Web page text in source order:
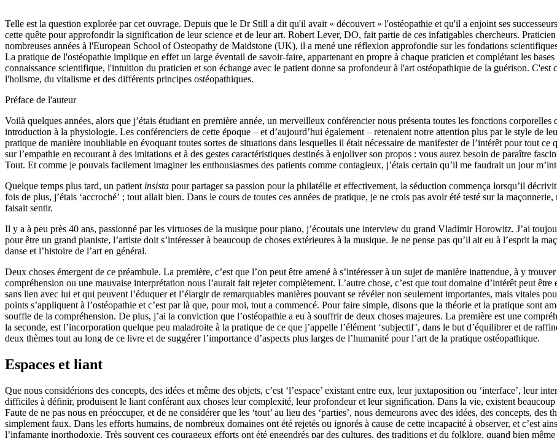
Telle est la question explorée par cet ouvrage. Depuis que le Dr Still a dit qu'il avait « découvert » l'ostéopathie et qu'il a enjoint ses
cette quête pour approfondir la signification de leur science et de leur art. Robert Lever, DO, fait partie de ces infatigables chercheurs.
nombreuses années à l'European School of Osteopathy de Maidstone (UK), il a mené une réflexion approfondie sur les fondations
La pratique de l'ostéopathie implique en effet un large éventail de savoir-faire, appartenant en propre à chaque praticien et complétant les
connaissance scientifique, l'intuition du praticien et son échange avec le patient donne sa profondeur à l'art ostéopathique de la guérison.
l'holisme, du vitalisme et des différents principes ostéopathiques.
Préface de l'auteur
Voilà quelques années, alors que j’étais étudiant en première année, un merveilleux conférencier nous présenta toutes les fonctions
introduction à la physiologie. Les conférenciers de cette époque – et d’aujourd’hui également – retenaient notre attention plus par le style de
pratique de manière inoubliable en évoquant toutes sortes de situations dans lesquelles il était nécessaire de manifester de l’intérêt pour tout
sur l’empathie en recourant à des imitations et à des gestes caractéristiques destinés à enjoliver son propos : vous aurez besoin de paraître
Tout. Et comme je pouvais facilement imaginer les enthousiasmes des patients comme contagieux, j’étais certain qu’il me faudrait un jour
Quelque temps plus tard, un patient insista pour partager sa passion pour la philatélie et effectivement, la séduction commença lorsqu’il
fois de plus, j’étais ‘accroché’ ; tout allait bien. Dans le cours de toutes ces années de pratique, je ne crois pas avoirété testé sur la maçonnerie,
faisait sentir.
Il y a à peu près 40 ans, passionné par les virtuoses de la musique pour piano, j’écoutais une interview du grand Vladimir Horowitz. J’ai
pour être un grand pianiste, l’artiste doit s’intéresser à beaucoup de choses extérieures à la musique. Je ne pense pas qu’il ait eu à l’esprit la
danse et l’histoire de l’art en général.
Deux choses émergent de ce préambule. La première, c’est que l’on peut être amené à s’intéresser à un sujet de manière inattendue, à y
compréhension ou une mauvaise interprétation nous l’aurait fait rejeter complètement. L’autre chose, c’est que tout domaine d’intérêt peut être
sans lien avec lui et qui peuvent l’éduquer et l’élargir de remarquables manières pouvant se révélernon seulement importantes, mais vitales
points s’appliquent à l’ostéopathie et c’est parlà que, pour moi, tout a commencé. Pour faire simple, disons que la théorie et la pratique sont
souffle de la compréhension. De plus, j’ai la conviction que l’ostéopathie a eu à souffrir de deux choses majeures. La première est une
la seconde, est l’incorporation quelque peu maladroite à la pratique de ce que j’appelle l’élément ‘subjectif’, dans le but d’équilibrer et de
deux thèmes tout au long de ce livre et de suggérer l’importance d’aspects plus larges de l’humanité pourl’art de la pratique ostéopathique.
Espaces et liant
Que nous considérions des concepts, des idées et même des objets, c’est ‘l’espace’ existant entre eux, leur juxtaposition ou ‘interface’, leur
difficiles à définir, produisent le liant conférant aux choses leur complexité, leur profondeur et leur signification. Dans la vie, existent
Faute de ne pas nous en préoccuper, et de ne considérerque les ‘tout’ au lieu des ‘parties’, nous demeurons avec des idées, des concepts, des
simplement faux. Dans les efforts humains, de nombreux domaines ont été rejetés ou ignorés à cause de cette incapacité à observer, et c’est
l’infamante inorthodoxie. Très souvent ces courageux efforts ont été engendrés par des cultures, des traditions et du folklore, quand bien même